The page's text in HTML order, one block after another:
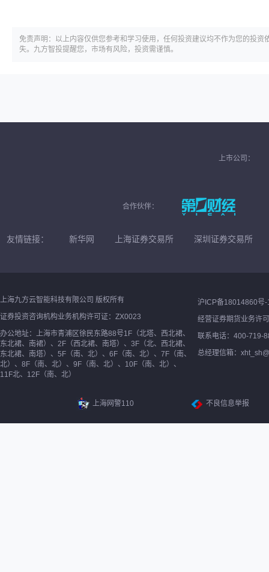
免责声明：以上内容仅供您参考和学习使用，任何投资建议均不作为您的投
失。九方智投提醒您，市场有风险，投资需谨慎。
上市公司：
合作伙伴：
友情链接： 新华网 上海证券交易所 深圳证券交易所
上海九方云智能科技有限公司 版权所有
证券投资咨询机构业务机构许可证：ZX0023
办公地址：上海市青浦区徐民东路88号1F（北塔、西北裙、
东北裙、南裙）、2F（西北裙、南塔）、3F（北、西北裙、
东北裙、南塔）、5F（南、北）、6F（南、北）、7F（南、
北）、8F（南、北）、9F（南、北）、10F（南、北）、
11F北、12F（南、北）
沪ICP备18014860号-
经营证券期货业务许
联系电话：400-719-
总经理信箱：
上海网警110 不良信息举报